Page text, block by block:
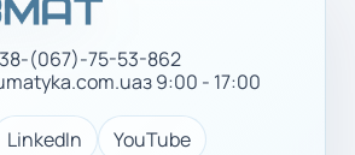
(067)-75-53-862
з 9:00 - 17:00
LinkedIn YouTube